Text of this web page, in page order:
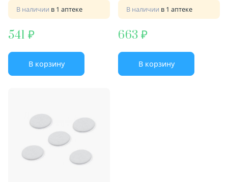
В наличии в 1 аптеке
541
В корзину
В наличии в 1 аптеке
663
В корзину